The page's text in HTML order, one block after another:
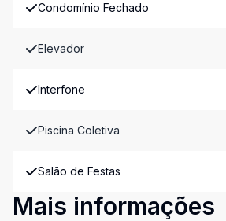
Condomínio Fechado
Elevador
Interfone
Piscina Coletiva
Salão de Festas
Mais informações